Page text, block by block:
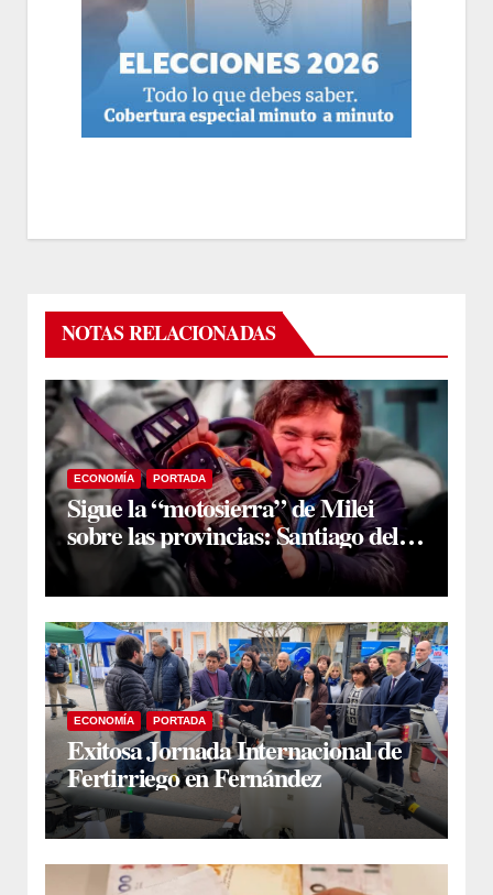
NOTAS RELACIONADAS
ECONOMÍA PORTADA
Sigue la “motosierra” de Milei
sobre las provincias: Santiago del
Estero, entre las más perjudicadas
por la caída de giros discrecionales
ECONOMÍA PORTADA
Exitosa Jornada Internacional de
Fertirriego en Fernández